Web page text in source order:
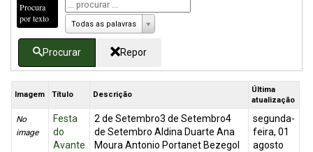
Procura
por texto
Todas as palavras
Procurar Repor
Imagem Título Descrição
Última
atualização
No
image
Festa
do
Avante
2 de Setembro3 de Setembro4
de Setembro Aldina Duarte Ana
Moura Antonio Portanet Bezegol
segunda-
feira, 01
agosto